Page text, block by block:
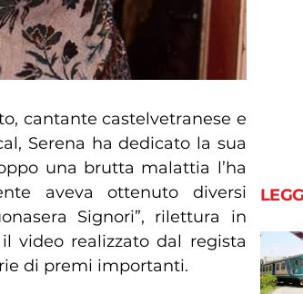
cantante castelvetranese e
Serena ha dedicato la sua
una brutta malattia l’ha
aveva ottenuto diversi
Signori”, rilettura in
video realizzato dal regista
di premi importanti.